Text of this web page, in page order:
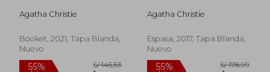
Agatha Christie
Booket, 2021, Tapa Blanda,
Nuevo
Agatha Christie
Espasa, 2017, Tapa Blanda,
Nuevo